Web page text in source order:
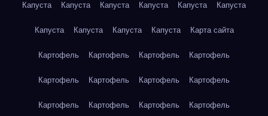
Капуста Капуста Капуста Капуста Капуста Капуста
Капуста Капуста Капуста Капуста Карта сайта
Картофель Картофель Картофель Картофель
Картофель Картофель Картофель Картофель
Картофель Картофель Картофель Картофель